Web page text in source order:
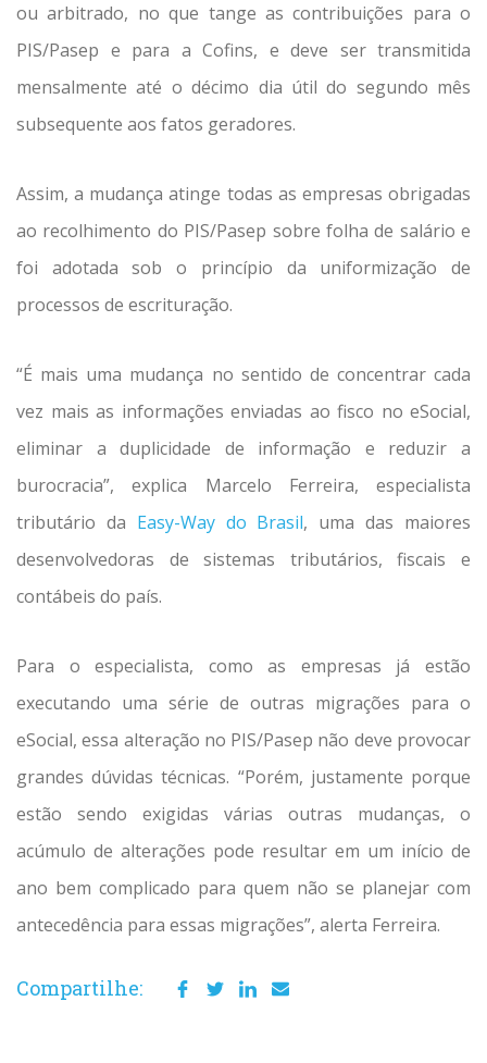
ou arbitrado, no que tange as contribuições para o
PIS/Pasep e para a Cofins, e deve ser transmitida
mensalmente até o décimo dia útil do segundo mês
subsequente aos fatos geradores.
Assim, a mudança atinge todas as empresas obrigadas
ao recolhimento do PIS/Pasep sobre folha de salário e
foi adotada sob o princípio da uniformização de
processos de escrituração.
“É mais uma mudança no sentido de concentrar cada
vez mais as informações enviadas ao fisco no eSocial,
eliminar a duplicidade de informação e reduzir a
burocracia”, explica Marcelo Ferreira, especialista
tributário da Easy-Way do Brasil, uma das maiores
desenvolvedoras de sistemas tributários, fiscais e
contábeis do país.
Para o especialista, como as empresas já estão
executando uma série de outras migrações para o
eSocial, essa alteração no PIS/Pasep não deve provocar
grandes dúvidas técnicas. “Porém, justamente porque
estão sendo exigidas várias outras mudanças, o
acúmulo de alterações pode resultar em um início de
ano bem complicado para quem não se planejar com
antecedência para essas migrações”, alerta Ferreira.
Compartilhe: